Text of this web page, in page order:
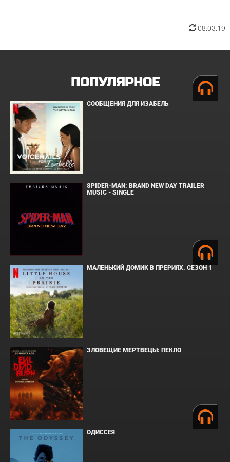
08.03.19
ПОПУЛЯРНОЕ
СООБЩЕНИЯ ДЛЯ ИЗАБЕЛЬ
SPIDER-MAN: BRAND NEW DAY TRAILER
MUSIC - SINGLE
МАЛЕНЬКИЙ ДОМИК В ПРЕРИЯХ. СЕЗОН 1
ЗЛОВЕЩИЕ МЕРТВЕЦЫ: ПЕКЛО
ОДИССЕЯ